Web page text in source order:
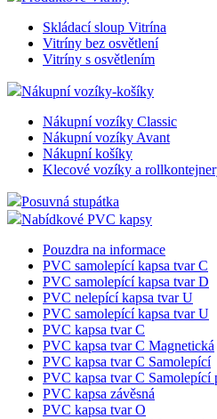
Plastové mincovníky
Skleněné mincovníky
Produktové Vitríny
Skládací sloup Vitrína
Vitríny bez osvětlení
Vitríny s osvětlením
Nákupní vozíky Classic
Nákupní vozíky Avant
Nákupní košíky
Klecové vozíky a rollkontejnery
Posuvná stupátka
Nabídkové PVC kapsy
Pouzdra na informace
PVC samolepící kapsa tvar C
PVC samolepící kapsa tvar D
PVC nelepící kapsa tvar U
PVC samolepící kapsa tvar U